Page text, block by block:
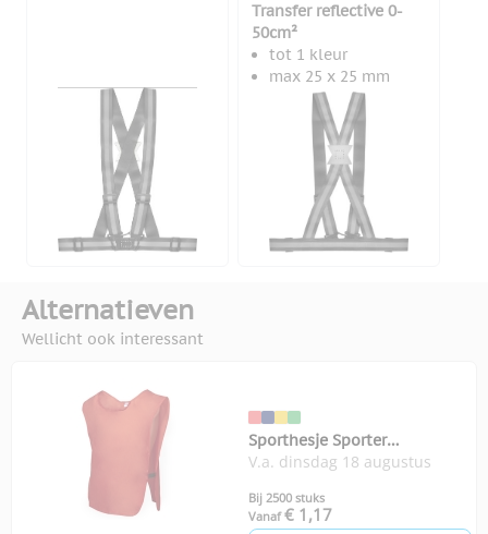
Transfer reflective 0-
50cm²
tot 1 kleur
max 25 x 25 mm
Alternatieven
Wellicht ook interessant
Sporthesje Sporter
volwassenen
V.a. dinsdag 18 augustus
Bij 2500 stuks
Vanaf € 1,17